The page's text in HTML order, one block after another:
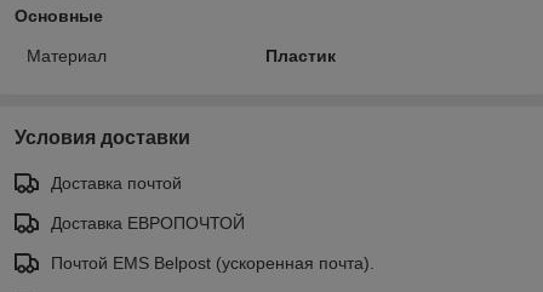
Основные
Материал Пластик
Условия доставки
Доставка почтой
Доставка ЕВРОПОЧТОЙ
Почтой EMS Belpost (ускоренная почта).